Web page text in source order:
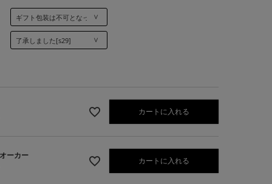
カートに入れる
ーカー
カートに入れる